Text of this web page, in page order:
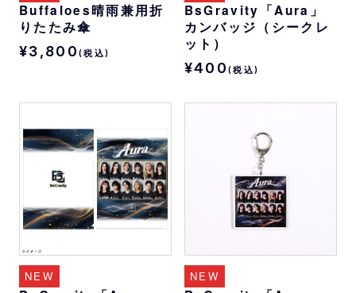
Buffaloes晴雨兼用折
りたたみ傘
¥3,800 (税込)
BsGravity「Aura」
カンバッジ（シークレ
ット）
¥400(税込)
NEW NEW